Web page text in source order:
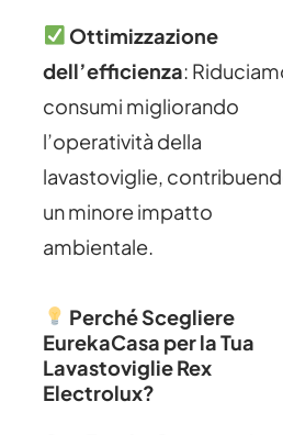
Ottimizzazione
dell’efficienza:
consumi migliorando
l’operatività della
lavastoviglie,
un minore impatto
ambientale.
Perché Scegliere
EurekaCasa per la Tua
Lavastoviglie Rex
Electrolux?